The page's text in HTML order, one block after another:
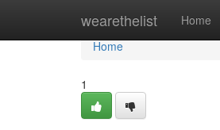
wearethelist Home
Home
Home
1